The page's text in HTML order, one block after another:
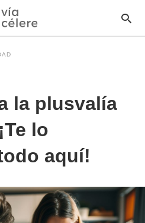
la plusvalía
lo
aquí!